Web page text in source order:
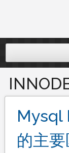
内
Mysql
的主要